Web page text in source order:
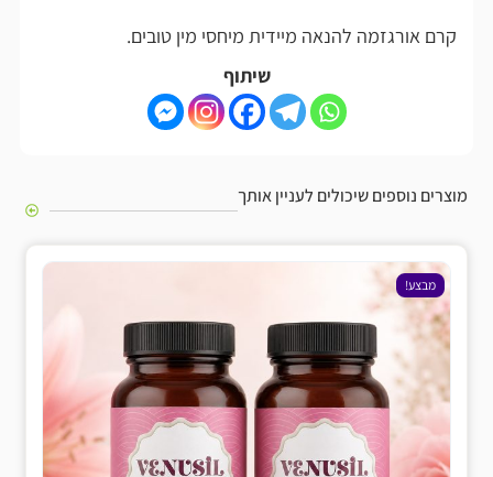
קרם אורגזמה להנאה מיידית מיחסי מין טובים.
שיתוף
מוצרים נוספים שיכולים לעניין אותך
מבצע!